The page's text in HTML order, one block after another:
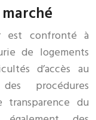
est confronté à
de logements
d’accès au
procédures
du